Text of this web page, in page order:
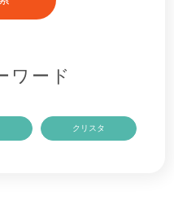
ワード
クリスタ